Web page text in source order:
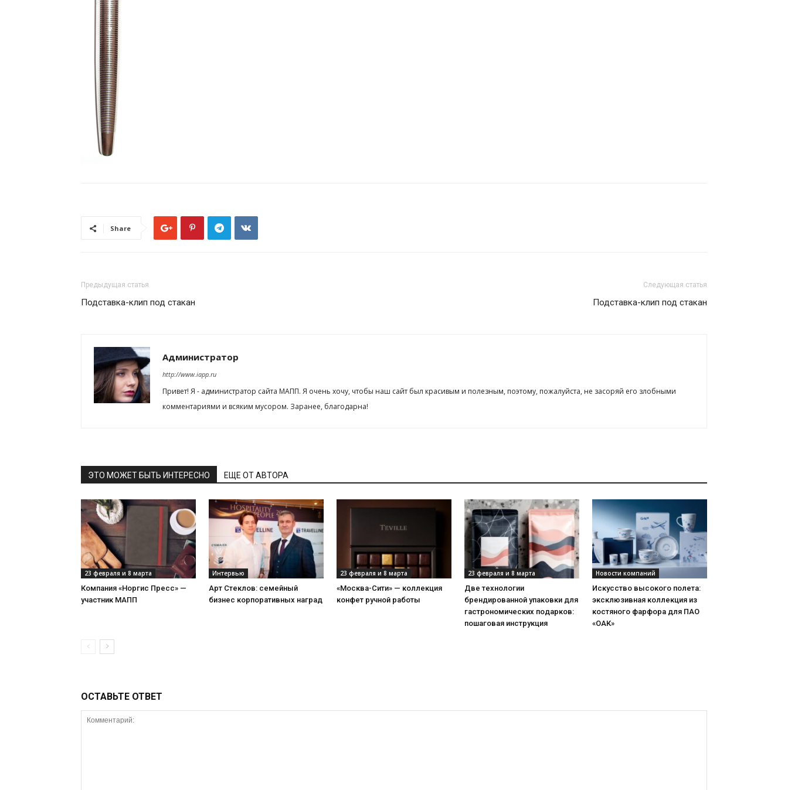
Share
Предыдущая статья
Подставка-клип под стакан
Следующая статья
Подставка-клип под стакан
Администратор
http://www.iapp.ru
Привет! Я - администратор сайта МАПП. Я очень хочу, чтобы наш сайт был красивым и полезным, поэтому, пожалуйста, не засоряй его злобными
комментариями и всяким мусором. Заранее, благодарна!
ЭТО МОЖЕТ БЫТЬ ИНТЕРЕСНО ЕЩЕ ОТ АВТОРА
23 февраля и 8 марта
Компания «Норгис Пресс» —
участник МАПП
Интервью
Арт Стеклов: семейный
бизнес корпоративных наград
23 февраля и 8 марта
«Москва-Сити» — коллекция
конфет ручной работы
23 февраля и 8 марта
Две технологии
брендированной упаковки для
гастрономических подарков:
пошаговая инструкция
Новости компаний
Искусство высокого полета:
эксклюзивная коллекция из
костяного фарфора для ПАО
«ОАК»
ОСТАВЬТЕ ОТВЕТ